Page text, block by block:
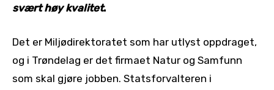
svært høy kvalitet.
Det er Miljødirektoratet som har utlyst oppdraget,
og i Trøndelag er det firmaet Natur og Samfunn
som skal gjøre jobben. Statsforvalteren i